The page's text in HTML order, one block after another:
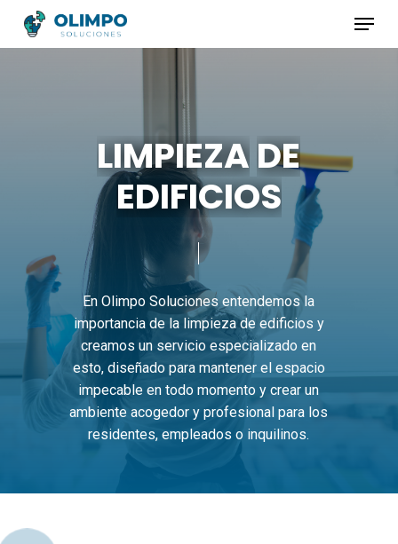
Skip
Menu
LIMPIEZADE
EDIFICIOS
En Olimpo Soluciones entendemos la
importancia de la limpieza de edificios y
creamos un servicio especializado en
esto, diseñado para mantener el espacio
impecable en todo momento y crear un
ambiente acogedor y profesional para los
residentes, empleados o inquilinos.